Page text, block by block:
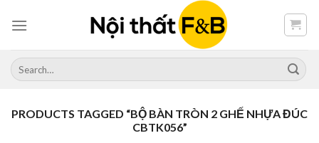
Search
for:
PRODUCTS TAGGED “BỘ BÀN TRÒN 2 GHẾ NHỰA ĐÚC
CBTK056”